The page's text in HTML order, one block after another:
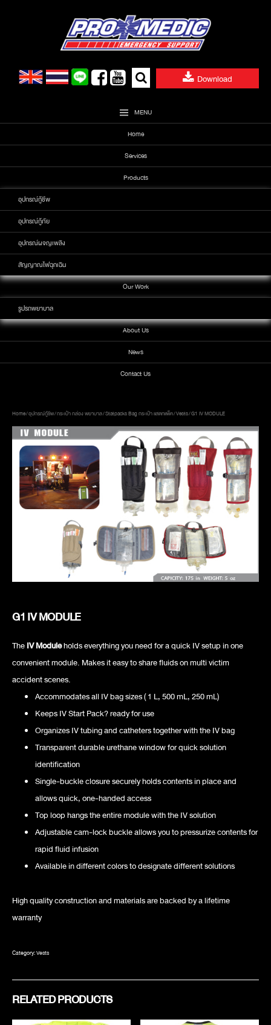
Download
Search
for:
MENU
Home
Services
Products
อุปกรณ์กู้ชีพ
อุปกรณ์กู้ภัย
อุปกรณ์ผจญเพลิง
สัญญาณไฟฉุกเฉิน
Our Work
รูปรถพยาบาล
About Us
News
Contact Us
Home/อุปกรณ์กู้ชีพ/กระเป๋า กล่อง พยาบาล/Statpacks Bag กระเป๋า แสตทแพ็ค/Vests/ G1 IV MODULE
G1 IV MODULE
TheIV Moduleholds everything you need for a quick IV setup in one
convenient module. Makes it easy to share fluids on multi victim
accident scenes.
Accommodates all IV bag sizes ( 1 L, 500 mL, 250 mL)
Keeps IV Start Pack? ready for use
Organizes IV tubing and catheters together with the IV bag
Transparent durable urethane window for quick solution
identification
Single-buckle closure securely holds contents in place and
allows quick, one-handed access
Top loop hangs the entire module with the IV solution
Adjustable cam-lock buckle allows you to pressurize contents for
rapid fluid infusion
Available in different colors to designate different solutions
High quality construction and materials are backed by a lifetime
warranty
Category:Vests
RELATED PRODUCTS